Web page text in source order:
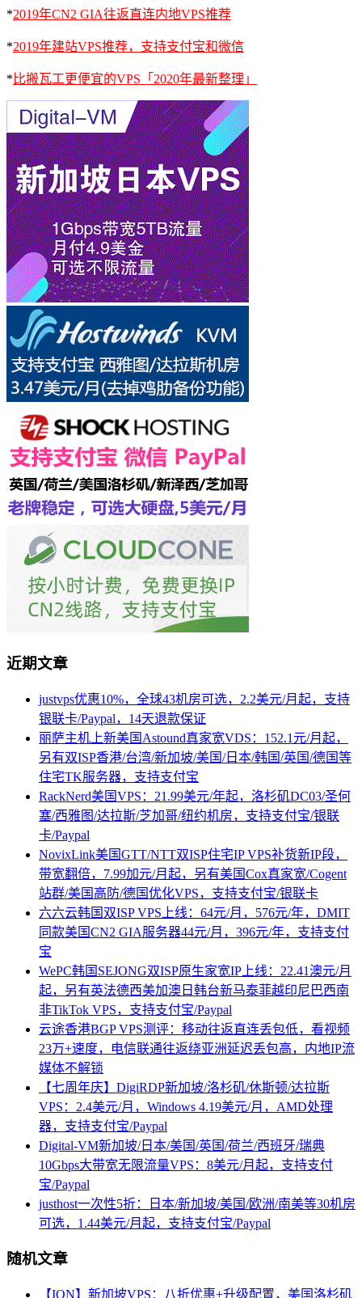
*2019年CN2 GIA往返直连内地VPS推荐
*2019年建站VPS推荐，支持支付宝和微信
* 比搬瓦工更便宜的VPS「2020年最新整理」
近期文章
justvps优惠10%，全球43机房可选，2.2美元/月起，支持
银联卡/Paypal，14天退款保证
丽萨主机上新美国Astound真家宽VDS：152.1元/月起，
另有双ISP香港/台湾/新加坡/美国/日本/韩国/英国/德国等
住宅TK服务器，支持支付宝
RackNerd美国VPS：21.99美元/年起，洛杉矶DC03/圣何
塞/西雅图/达拉斯/芝加哥/纽约机房，支持支付宝/银联
卡/Paypal
NovixLink美国GTT/NTT双ISP住宅IP VPS补货新IP段，
带宽翻倍，7.99加元/月起，另有美国Cox真家宽/Cogent
站群/美国高防/德国优化VPS，支持支付宝/银联卡
六六云韩国双ISP VPS上线：64元/月，576元/年，DMIT
同款美国CN2 GIA服务器44元/月，396元/年，支持支付
宝
WePC韩国SEJONG双ISP原生家宽IP上线：22.41澳元/月
起，另有英法德西美加澳日韩台新马泰菲越印尼巴西南
非TikTok VPS，支持支付宝/Paypal
云途香港BGP VPS测评：移动往返直连丢包低，看视频
23万+速度，电信联通往返绕亚洲延迟丢包高，内地IP流
媒体不解锁
【七周年庆】DigiRDP新加坡/洛杉矶/休斯顿/达拉斯
VPS：2.4美元/月，Windows 4.19美元/月，AMD处理
器，支持支付宝/Paypal
Digital-VM新加坡/日本/美国/英国/荷兰/西班牙/瑞典
10Gbps大带宽无限流量VPS：8美元/月起，支持支付
宝/Paypal
justhost一次性5折：日本/新加坡/美国/欧洲/南美等30机房
可选，1.44美元/月起，支持支付宝/Paypal
随机文章
【ION】新加坡VPS：八折优惠+升级配置，美国洛杉矶